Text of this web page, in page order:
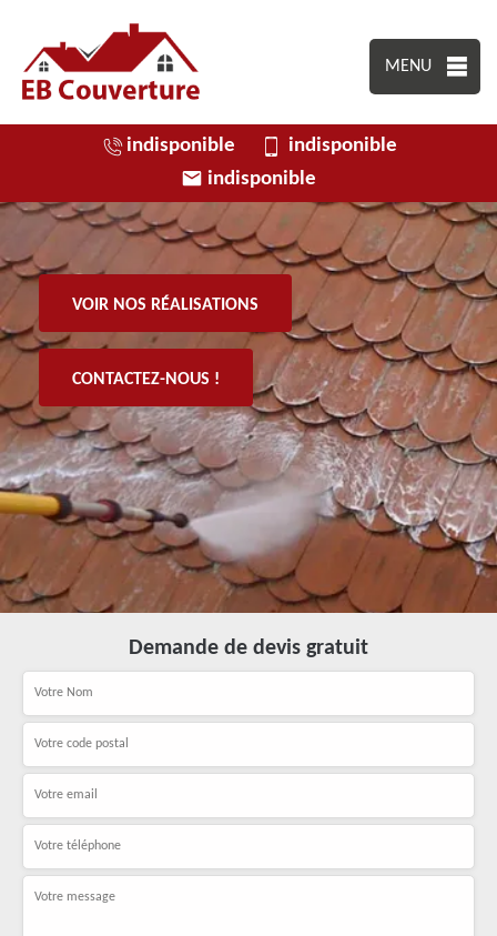
MENU
indisponible
indisponible
indisponible
VOIR NOS RÉALISATIONS
CONTACTEZ-NOUS !
Demande de devis gratuit